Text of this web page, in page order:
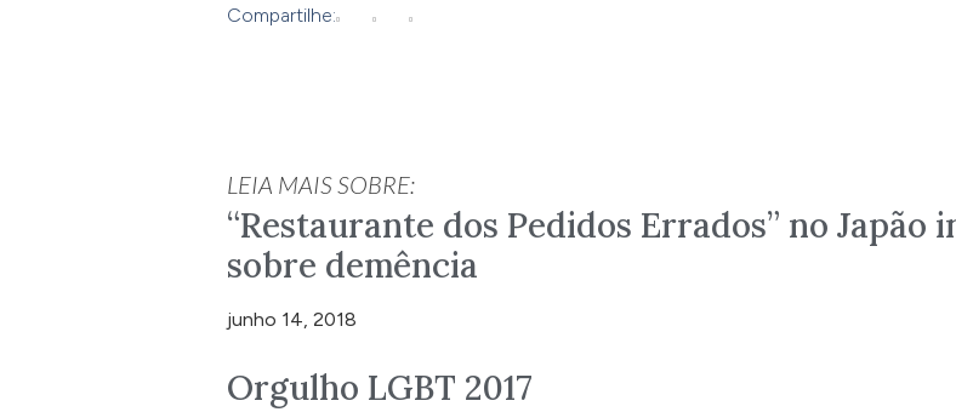
Compartilhe:
LEIA MAIS SOBRE:
“Restaurante dos Pedidos Errados” no
sobre demência
junho 14, 2018
Orgulho LGBT 2017